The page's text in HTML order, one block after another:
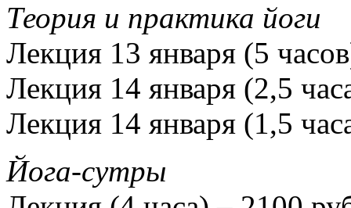
Теория и практика йоги
Лекция 13 января (5
Лекция 14 января (2,5
Лекция 14 января (1,5
Йога-cутры